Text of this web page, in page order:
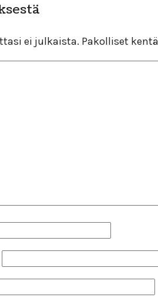
ei julkaista. Pakolliset